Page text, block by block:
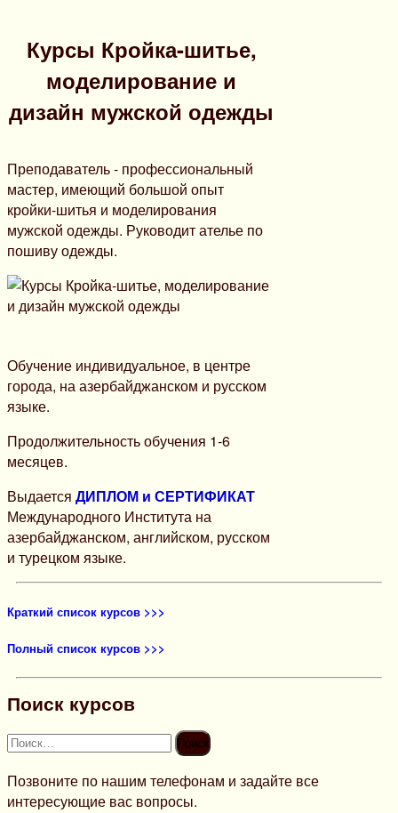
Курсы Кройка-шитье,
моделирование и
дизайн мужской одежды
Преподаватель - профессиональный
мастер, имеющий большой опыт
кройки-шитья и моделирования
мужской одежды. Руководит ателье по
пошиву одежды.
Обучение индивидуальное, в центре
города, на азербайджанском и русском
языке.
Продолжительность обучения 1-6
месяцев.
Выдается ДИПЛОМ и СЕРТИФИКАТ
Международного Института на
азербайджанском, английском, русском
и турецком языке.
Краткий список курсов >>>
Полный список курсов >>>
Поиск курсов
Найти:
Позвоните по нашим телефонам и задайте все
интересующие вас вопросы.